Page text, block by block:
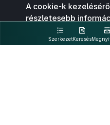
SzerkezetKeresés
A cookie-k
részletesebb
kattintva olvashat.